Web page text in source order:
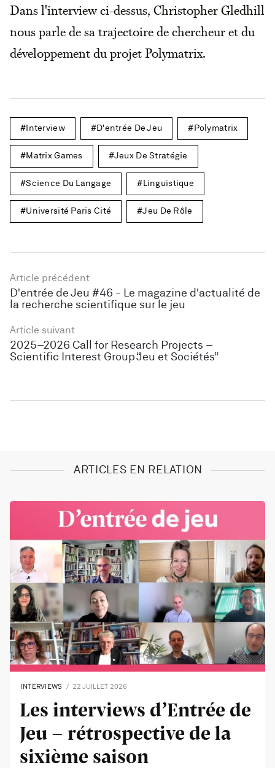
Dans l'interview ci-dessus, Christopher Gledhill
nous parle de sa trajectoire de chercheur et du
développement du projet Polymatrix.
Interview D'entrée De Jeu Polymatrix
Matrix Games Jeux De Stratégie
Science Du Langage Linguistique
Université Paris Cité Jeu De Rôle
Article précédent
D'entrée de Jeu #46 - Le magazine d'actualité de
la recherche scientifique sur le jeu
Article suivant
2025–2026 Call for Research Projects –
Scientific Interest Group “Jeu et Sociétés”
ARTICLES EN RELATION
INTERVIEWS 22 JUILLET 2026
Les interviews d’Entrée de
Jeu - rétrospective de la
sixième saison